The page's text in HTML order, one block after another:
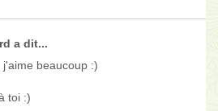
a dit...
beaucoup :)
toi :)